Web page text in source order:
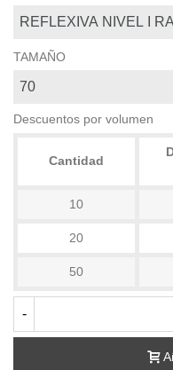
TAMAÑO
Descuentos por volumen
Cantidad
10
20
50
-